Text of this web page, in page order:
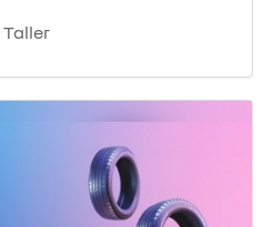
Taller